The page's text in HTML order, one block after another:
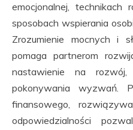
emocjonalnej, technikach
sposobach wspierania
Zrozumienie mocnych i
pomaga partnerom
nastawienie na
pokonywania wyzwań.
finansowego,
odpowiedzialności